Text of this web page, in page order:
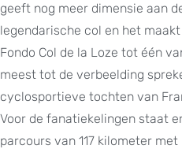
geeft nog meer dimensie aan
legendarische col en het maakt
Fondo Col de la Loze tot één
meest tot de verbeelding
cyclosportieve tochten van
Voor de fanatiekelingen staat
parcours van 117 kilometer met